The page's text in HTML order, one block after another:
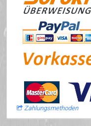
Zahlungsmethoden